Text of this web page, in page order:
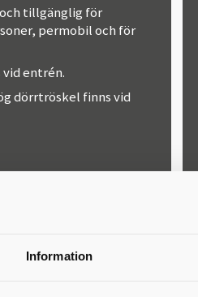
Information
tillgänglig för
permobil och för
vid entrén.
dörrtröskel finns vid